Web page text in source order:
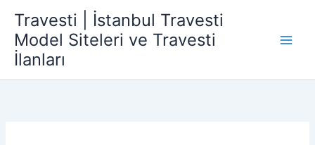
Travesti | İstanbul Travesti
Model Siteleri ve Travesti
İlanları